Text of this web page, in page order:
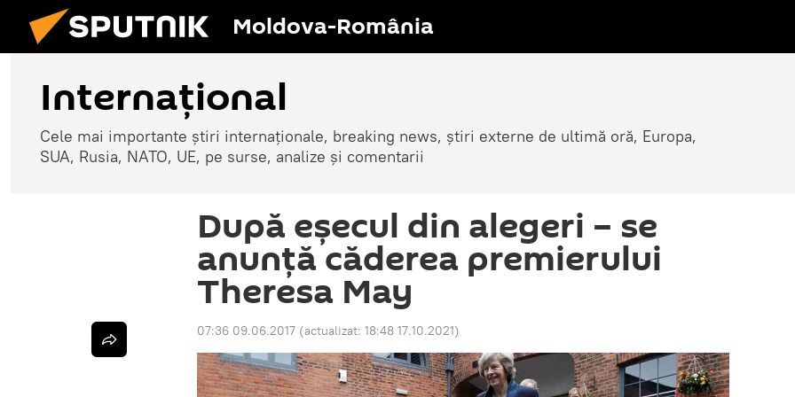
Moldova-România
Internaţional
Cele mai importante știri internaționale, breaking news, știri externe de ultimă oră, Europa,
SUA, Rusia, NATO, UE, pe surse, analize și comentarii
După eșecul din alegeri – se
anunță căderea premierului
Theresa May
07:36 09.06.2017 (actualizat: 18:48 17.10.2021)